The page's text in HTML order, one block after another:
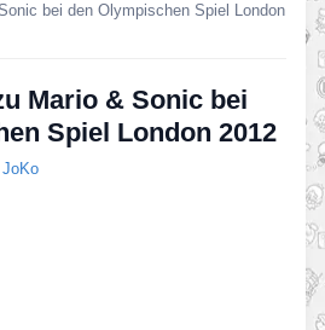
bei den Olympischen Spiel London
Mario & Sonic bei
Spiel London 2012
JoKo